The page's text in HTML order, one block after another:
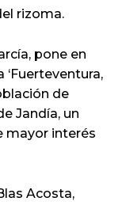
rizoma.
pone en
de
Jandía, un
mayor interés
Acosta,